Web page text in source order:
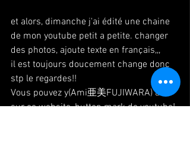
et alors, dimanche j'ai édité une chaine
de mon youtube petit a petite. changer
des photos, ajoute texte en français,,,
il est toujours doucement change donc
stp le regardes!!
Vous pouvez y(Ami亜美FUJIWARA) aller
sur ce website, button mark de youtube!